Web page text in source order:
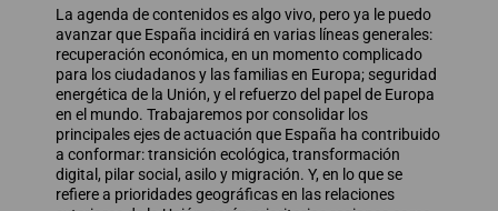
La agenda de contenidos es algo vivo, pero ya le puedo
avanzar que España incidirá en varias líneas generales:
recuperación económica, en un momento complicado
para los ciudadanos y las familias en Europa; seguridad
energética de la Unión, y el refuerzo del papel de Europa
en el mundo. Trabajaremos por consolidar los
principales ejes de actuación que España ha contribuido
a conformar: transición ecológica, transformación
digital, pilar social, asilo y migración. Y, en lo que se
refiere a prioridades geográficas en las relaciones